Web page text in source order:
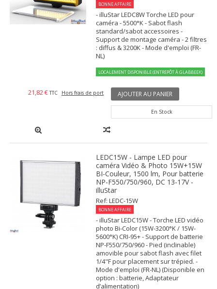
BONNE AFFAIRE
- illuStar LEDC8W Torche LED pour
caméra - 5500°K - Sabot flash
standard/sabot accessoires -
Support de montage caméra - 2 filtres
: diffus & 3200K - Mode d'emploi (FR-
NL)
LOCALEMENT DISPONIBLE (ENTREPÔT À GLABBEEK)
21,82 € TTC Hors frais de port AJOUTER AU PANIER
En Stock
LEDC15W - Lampe LED pour
caméra Vidéo & Photo 15W+15W
BI-Couleur, 1500 lm, Pour batterie
NP-F550/750/960, DC 13-17V -
illuStar
Ref: LEDC-15W
BONNE AFFAIRE
- illuStar LEDC15W - Torche LED vidéo
photo Bi-Color (15W-3200°K / 15W-
5600°K) CRI-95+ - Support de batterie
NP-F550/750/960 - Pied (inclinable)
amovible pour sabot flash avec filet
1/4"F pour placement sur trépied. -
Mode d'emploi (FR-NL) (Disponible en
option : batterie, Adaptateur
d’alimentation)